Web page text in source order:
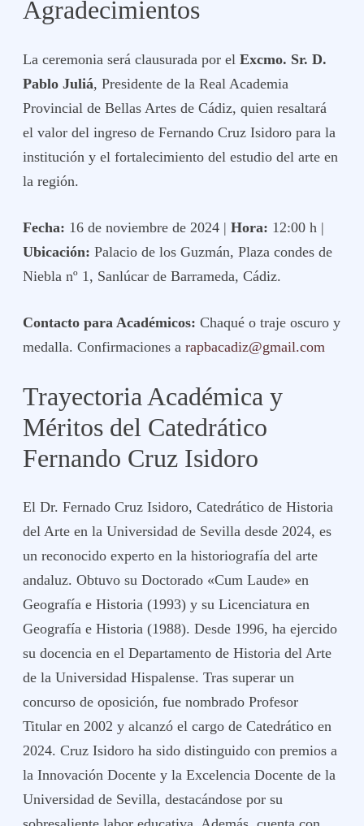
Agradecimientos
La ceremonia será clausurada por elExcmo. Sr. D.
Pablo Juliá, Presidente de la Real Academia
Provincial de Bellas Artes de Cádiz, quien resaltará
el valor del ingreso de Fernando Cruz Isidoro para la
institución y el fortalecimiento del estudio del arte en
la región.
Fecha: 16 de noviembre de 2024 |Hora: 12:00 h |
Ubicación: Palacio de los Guzmán, Plaza condes de
Niebla nº 1, Sanlúcar de Barrameda, Cádiz.
Contacto para Académicos: Chaqué o traje oscuro y
medalla. Confirmaciones arapbacadiz@gmail.com
Trayectoria Académica y
Méritos del Catedrático
Fernando Cruz Isidoro
El Dr. Fernado Cruz Isidoro, Catedrático de Historia
del Arte en la Universidad de Sevilla desde 2024, es
un reconocido experto en la historiografía del arte
andaluz. Obtuvo su Doctorado «Cum Laude» en
Geografía e Historia (1993) y su Licenciatura en
Geografía e Historia (1988). Desde 1996, ha ejercido
su docencia en el Departamento de Historia del Arte
de la Universidad Hispalense. Tras superar un
concurso de oposición, fue nombrado Profesor
Titular en 2002 y alcanzó el cargo de Catedrático en
2024. Cruz Isidoro ha sido distinguido con premios a
la Innovación Docente y la Excelencia Docente de la
Universidad de Sevilla, destacándose por su